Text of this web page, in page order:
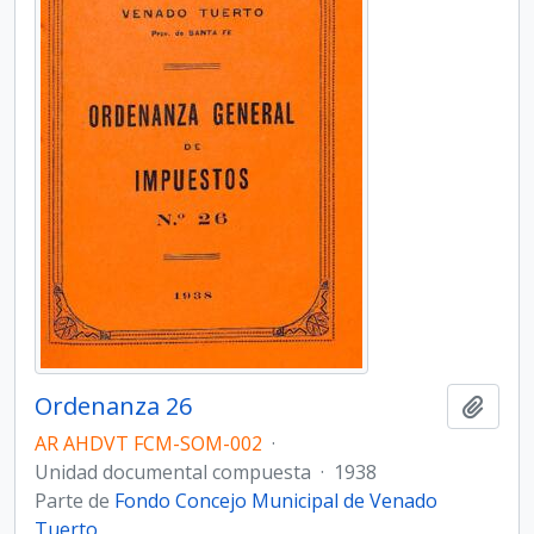
Ordenanza 26
AR AHDVT FCM-SOM-002 ·
Unidad documental compuesta · 1938
Parte de Fondo Concejo Municipal de Venado